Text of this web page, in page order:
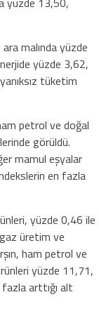
ara malında yüzde
yüzde 3,62,
tüketim
petrol ve doğal
görüldü.
mamul eşyalar
en fazla
yüzde 0,46 ile
üretim ve
ham petrol ve
yüzde 11,71,
arttığı alt